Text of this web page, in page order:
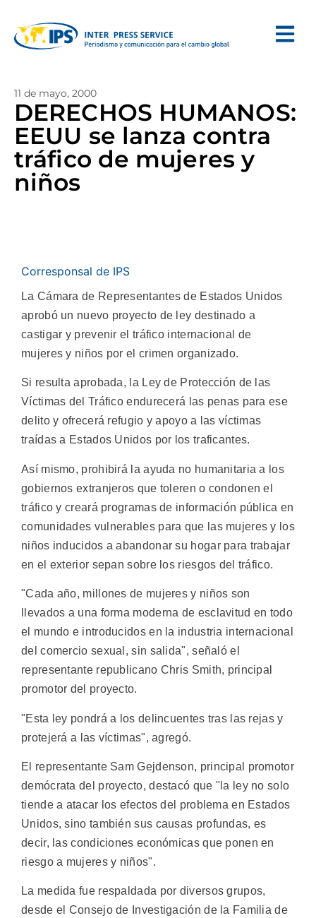
11 de mayo, 2000
DERECHOS HUMANOS:
EEUU se lanza contra
tráfico de mujeres y
niños
Corresponsal de IPS
La Cámara de Representantes de Estados Unidos
aprobó un nuevo proyecto de ley destinado a
castigar y prevenir el tráfico internacional de
mujeres y niños por el crimen organizado.
Si resulta aprobada, la Ley de Protección de las
Víctimas del Tráfico endurecerá las penas para ese
delito y ofrecerá refugio y apoyo a las víctimas
traídas a Estados Unidos por los traficantes.
Así mismo, prohibirá la ayuda no humanitaria a los
gobiernos extranjeros que toleren o condonen el
tráfico y creará programas de información pública en
comunidades vulnerables para que las mujeres y los
niños inducidos a abandonar su hogar para trabajar
en el exterior sepan sobre los riesgos del tráfico.
"Cada año, millones de mujeres y niños son
llevados a una forma moderna de esclavitud en todo
el mundo e introducidos en la industria internacional
del comercio sexual, sin salida", señaló el
representante republicano Chris Smith, principal
promotor del proyecto.
"Esta ley pondrá a los delincuentes tras las rejas y
protejerá a las víctimas", agregó.
El representante Sam Gejdenson, principal promotor
demócrata del proyecto, destacó que "la ley no solo
tiende a atacar los efectos del problema en Estados
Unidos, sino también sus causas profundas, es
decir, las condiciones económicas que ponen en
riesgo a mujeres y niños".
La medida fue respaldada por diversos grupos,
desde el Consejo de Investigación de la Familia de